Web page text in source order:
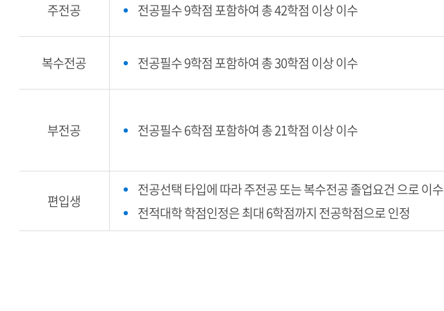
주전공 전공필수 9학점 포함하여 총 42학점 이상 이수
복수전공 전공필수 9학점 포함하여 총 30학점 이상 이수
부전공 전공필수 6학점 포함하여 총 21학점 이상 이수
편입생
전공선택 타입에 따라 주전공 또는 복수전공 졸업요건 으로 이수
전적대학 학점인정은 최대 6학점까지 전공학점으로 인정